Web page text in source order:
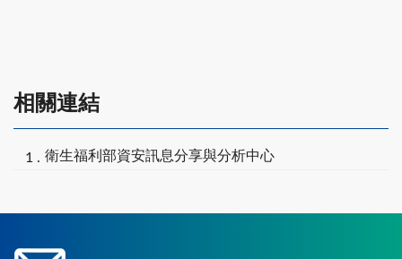
相關連結
衛生福利部資安訊息分享與分析中心